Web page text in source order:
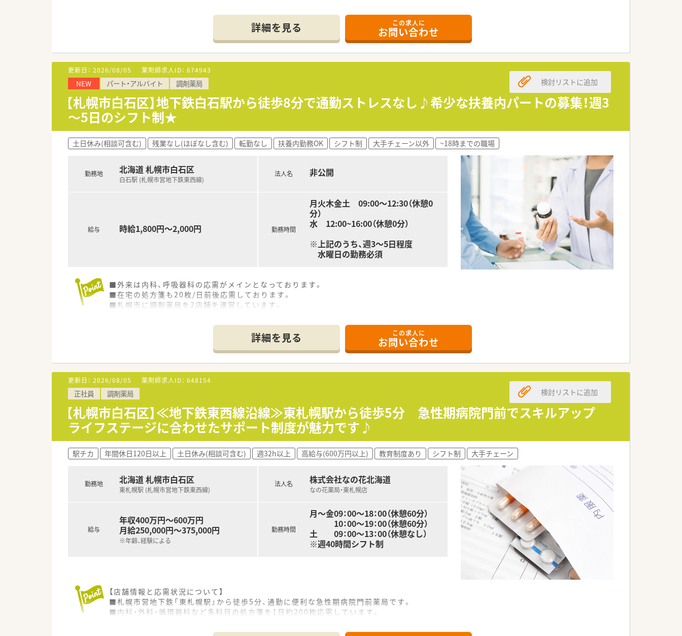
■薬剤師担当制を導入しており、訪問を行っている各患者様に対して担当薬剤師を専任しています。
医師、ケアマネジャー、訪問看護、訪問介護など他職種の方々との連携しながらお仕事を進めています。
■各門前の医療機関のドクターとも関係性は非常に良好です。
詳細を見る この求人に
お問い合わせ
更新日： 2026/08/05 薬剤師求人ID： 674943
NEW パート・アルバイト 調剤薬局
【札幌市白石区】地下鉄白石駅から徒歩8分で通勤ストレスなし♪希少な扶養内パートの募集！週3
～5日のシフト制★
検討リストに追加
土日休み(相談可含む) 残業なし(ほぼなし含む) 転勤なし 扶養内勤務OK シフト制 大手チェーン以外 ~18時までの職場
勤務地 北海道 札幌市白石区
白石駅 (札幌市営地下鉄東西線)
給与 時給1,800円～2,000円
法人名 非公開
勤務時間
月火木金土 09:00～12:30（休憩0
分）
水 12:00~16:00（休憩0分）
※上記のうち、週3～5日程度
水曜日の勤務必須
■外来は内科、呼吸器科の応需がメインとなっております。
■在宅の処方箋も20枚/日前後応需しております。
■札幌市に調剤薬局を2店舗を運営しています。
詳細を見る この求人に
お問い合わせ
更新日： 2026/08/05 薬剤師求人ID： 648154
正社員 調剤薬局
【札幌市白石区】≪地下鉄東西線沿線≫東札幌駅から徒歩5分 急性期病院門前でスキルアップ
ライフステージに合わせたサポート制度が魅力です♪
検討リストに追加
駅チカ 年間休日120日以上 土日休み(相談可含む) 週32h以上 高給与(600万円以上) 教育制度あり シフト制 大手チェーン
勤務地 北海道 札幌市白石区
東札幌駅 (札幌市営地下鉄東西線)
給与
年収400万円～600万円
月給250,000円～375,000円
※年齢、経験による
法人名 株式会社なの花北海道
なの花薬局・東札幌店
勤務時間
月～金09：00～18：00（休憩60分）
10：00～19：00（休憩60分）
土 09：00～13：00（休憩なし）
※週40時間シフト制
【店舗情報と応需状況について】
■札幌市営地下鉄「東札幌駅」から徒歩5分、通勤に便利な急性期病院門前薬局です。
■内科・外科・循環器科など多科目の処方箋を1日約200枚応需しています。